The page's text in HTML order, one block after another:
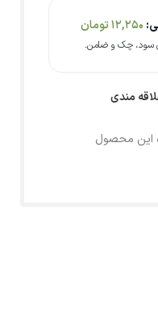
12,250تومان
مندی
این محصول